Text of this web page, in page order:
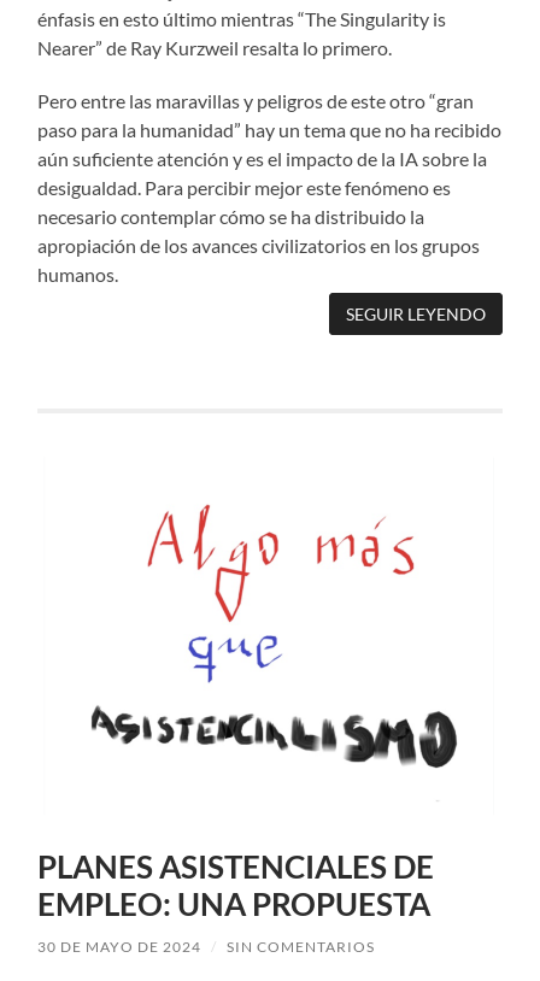
énfasis en esto último mientras “The Singularity is
Nearer” de Ray Kurzweil resalta lo primero.
Pero entre las maravillas y peligros de este otro “gran
paso para la humanidad” hay un tema que no ha recibido
aún suficiente atención y es el impacto de la IA sobre la
desigualdad. Para percibir mejor este fenómeno es
necesario contemplar cómo se ha distribuido la
apropiación de los avances civilizatorios en los grupos
humanos.
SEGUIR LEYENDO
PLANES ASISTENCIALES DE
EMPLEO: UNA PROPUESTA
30 DE MAYO DE 2024 / SIN COMENTARIOS